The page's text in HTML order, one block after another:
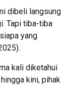
dibeli langsung
Tapi tiba-tiba
yang
kali diketahui
kini, pihak